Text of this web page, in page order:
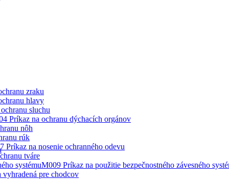
zraku
hlavy
sluchu
Príkaz na ochranu dýchacích orgánov
nôh
rúk
Príkaz na nosenie ochranného odevu
tváre
M009 Príkaz na použitie bezpečnostného závesného
vyhradená pre chodcov